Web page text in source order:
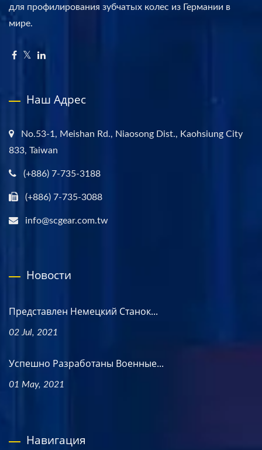
для профилирования зубчатых колес из Германии в
мире.
Наш Адрес
No.53-1, Meishan Rd., Niaosong Dist., Kaohsiung City
833, Taiwan
(+886) 7-735-3188
(+886) 7-735-3088
info@scgear.com.tw
Новости
Представлен Немецкий Станок...
02 Jul, 2021
Успешно Разработаны Военные...
01 May, 2021
Навигация